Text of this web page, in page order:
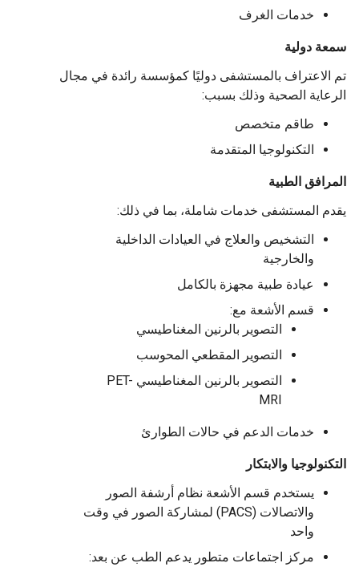
خدمات الغرف
دولية
بالمستشفى دوليًا كمؤسسة رائدة في مجال
الصحية وذلك بسبب:
طاقم متخصص
التكنولوجيا المتقدمة
الطبية
المستشفى خدمات شاملة، بما في ذلك:
التشخيص والعلاج في العيادات الداخلية
والخارجية
عيادة طبية مجهزة بالكامل
قسم الأشعة مع:
التصوير بالرنين المغناطيسي
التصوير المقطعي المحوسب
التصوير بالرنين المغناطيسي PET-
خدمات الدعم في حالات الطوارئ
والابتكار
يستخدم قسم الأشعة نظام أرشفة الصور
والاتصالات (PACS) لمشاركة الصور في وقت
مركز اجتماعات متطور يدعم الطب عن بعد: